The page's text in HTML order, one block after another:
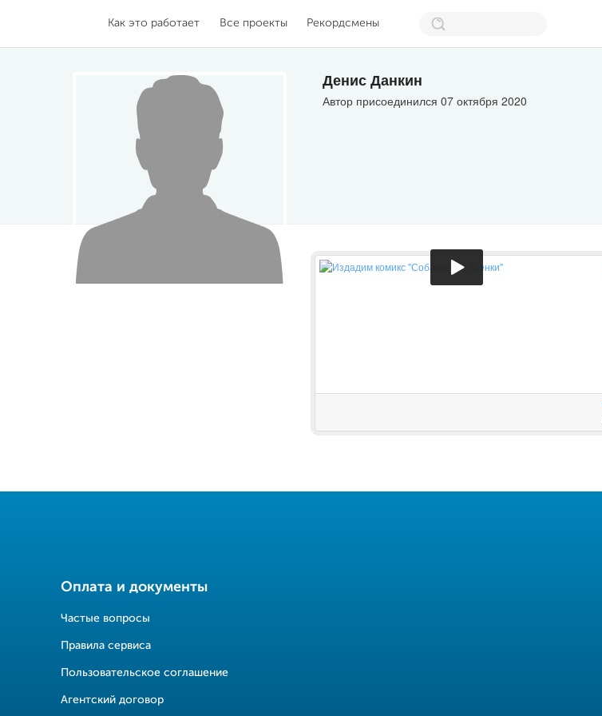
Как это работает Все проекты Рекордсмены
Денис Данкин
Автор присоединился 07 октября 2020
Оплата и документы
Частые вопросы
Правила сервиса
Пользовательское соглашение
Агентский договор